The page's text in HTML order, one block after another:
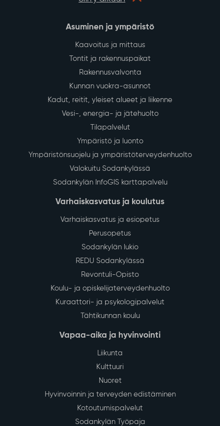
Asuminen ja ympäristö
Kaavoitus ja mittaus
Tontit ja rakennuspaikat
Rakennusvalvonta
Kunnan vuokra-asunnot
Kadut, reitit, yleiset alueet ja liikenne
Vesi-, energia- ja jätehuolto
Tilapalvelut
Ympäristö ja luonto
Ympäristönsuojelu ja ympäristöterveydenhuolto
Valokuitu Sodankylässä
Sodankylän InfoGIS karttapalvelu
Varhaiskasvatus ja koulutus
Varhaiskasvatus ja esiopetus
Perusopetus
Sodankylän lukio
REDU Sodankylässä
Revontuli-Opisto
Koulu- ja opiskelijaterveydenhuolto
Kuraattori- ja psykologipalvelut
Tähtikunnan koulu
Vapaa-aika ja hyvinvointi
Liikunta
Kulttuuri
Nuoret
Hyvinvoinnin ja terveyden edistäminen
Kotoutumispalvelut
Sodankylän Työpaja